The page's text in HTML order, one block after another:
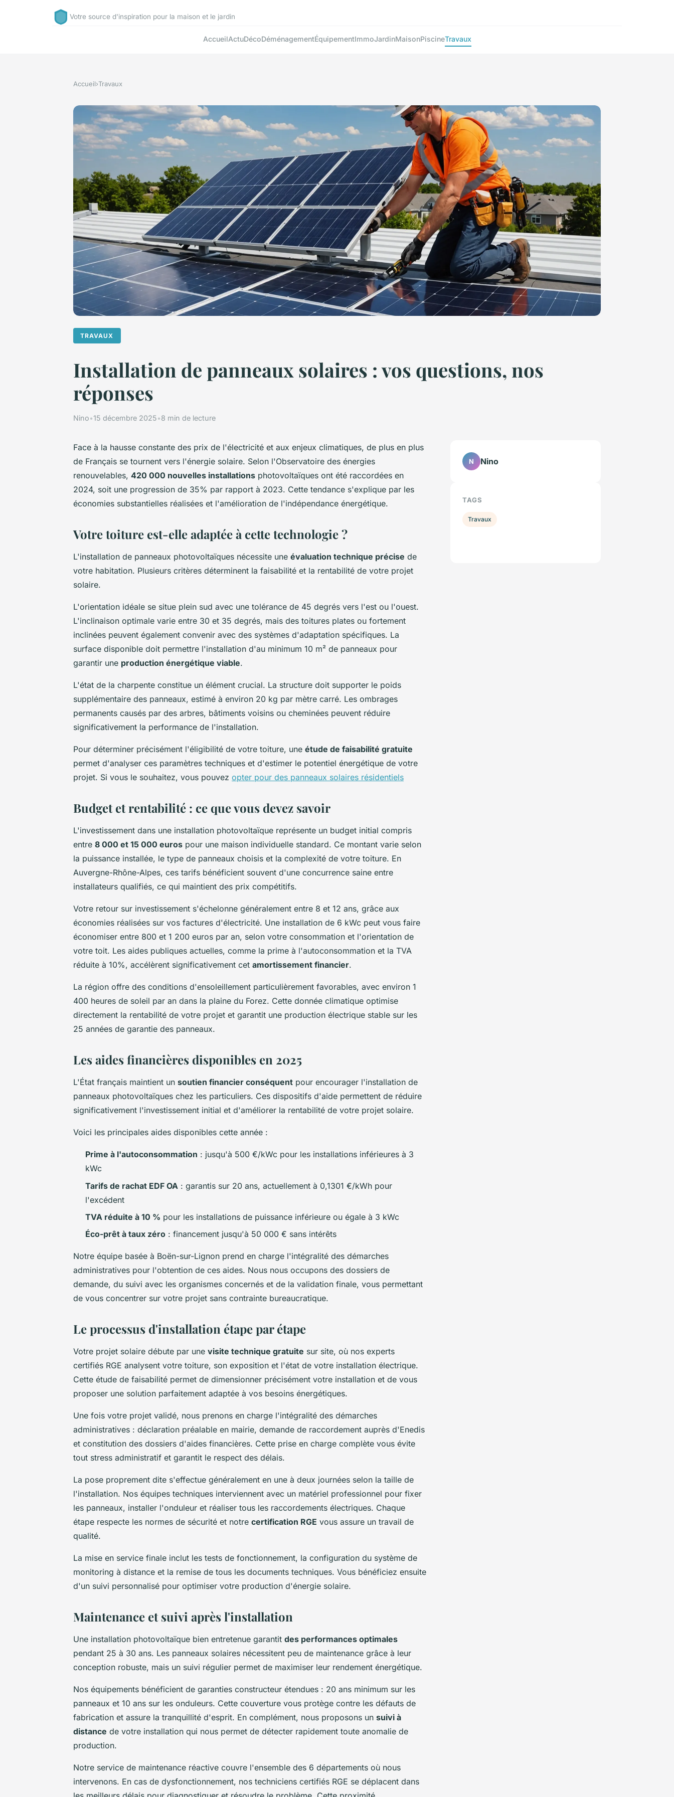
Votre source d'inspiration pour la maison et le jardin
AccueilActuDécoDéménagementÉquipementImmoJardinMaisonPiscineTravaux
Accueil›Travaux
TRAVAUX
Installation de panneaux solaires : vos questions, nos
réponses
Nino•15 décembre 2025•8 min de lecture
Face à la hausse constante des prix de l'électricité et aux enjeux climatiques, de plus en plus
de Français se tournent vers l'énergie solaire. Selon l'Observatoire des énergies
renouvelables, 420 000 nouvelles installations photovoltaïques ont été raccordées en
2024, soit une progression de 35% par rapport à 2023. Cette tendance s'explique par les
économies substantielles réalisées et l'amélioration de l'indépendance énergétique.
Votre toiture est-elle adaptée à cette technologie ?
L'installation de panneaux photovoltaïques nécessite une évaluation technique précise de
votre habitation. Plusieurs critères déterminent la faisabilité et la rentabilité de votre projet
solaire.
L'orientation idéale se situe plein sud avec une tolérance de 45 degrés vers l'est ou l'ouest.
L'inclinaison optimale varie entre 30 et 35 degrés, mais des toitures plates ou fortement
inclinées peuvent également convenir avec des systèmes d'adaptation spécifiques. La
surface disponible doit permettre l'installation d'au minimum 10 m² de panneaux pour
garantir une production énergétique viable.
L'état de la charpente constitue un élément crucial. La structure doit supporter le poids
supplémentaire des panneaux, estimé à environ 20 kg par mètre carré. Les ombrages
permanents causés par des arbres, bâtiments voisins ou cheminées peuvent réduire
significativement la performance de l'installation.
Pour déterminer précisément l'éligibilité de votre toiture, une étude de faisabilité gratuite
permet d'analyser ces paramètres techniques et d'estimer le potentiel énergétique de votre
projet. Si vous le souhaitez, vous pouvez opter pour des panneaux solaires résidentiels
Budget et rentabilité : ce que vous devez savoir
L'investissement dans une installation photovoltaïque représente un budget initial compris
entre 8 000 et 15 000 euros pour une maison individuelle standard. Ce montant varie selon
la puissance installée, le type de panneaux choisis et la complexité de votre toiture. En
Auvergne-Rhône-Alpes, ces tarifs bénéficient souvent d'une concurrence saine entre
installateurs qualifiés, ce qui maintient des prix compétitifs.
Votre retour sur investissement s'échelonne généralement entre 8 et 12 ans, grâce aux
économies réalisées sur vos factures d'électricité. Une installation de 6 kWc peut vous faire
économiser entre 800 et 1 200 euros par an, selon votre consommation et l'orientation de
votre toit. Les aides publiques actuelles, comme la prime à l'autoconsommation et la TVA
réduite à 10%, accélèrent significativement cet amortissement financier.
La région offre des conditions d'ensoleillement particulièrement favorables, avec environ 1
400 heures de soleil par an dans la plaine du Forez. Cette donnée climatique optimise
directement la rentabilité de votre projet et garantit une production électrique stable sur les
25 années de garantie des panneaux.
Les aides financières disponibles en 2025
L'État français maintient un soutien financier conséquent pour encourager l'installation de
panneaux photovoltaïques chez les particuliers. Ces dispositifs d'aide permettent de réduire
significativement l'investissement initial et d'améliorer la rentabilité de votre projet solaire.
Voici les principales aides disponibles cette année :
Prime à l'autoconsommation : jusqu'à 500 €/kWc pour les installations inférieures à 3
kWc
Tarifs de rachat EDF OA : garantis sur 20 ans, actuellement à 0,1301 €/kWh pour
l'excédent
TVA réduite à 10 % pour les installations de puissance inférieure ou égale à 3 kWc
Éco-prêt à taux zéro : financement jusqu'à 50 000 € sans intérêts
Notre équipe basée à Boën-sur-Lignon prend en charge l'intégralité des démarches
administratives pour l'obtention de ces aides. Nous nous occupons des dossiers de
demande, du suivi avec les organismes concernés et de la validation finale, vous permettant
de vous concentrer sur votre projet sans contrainte bureaucratique.
Le processus d'installation étape par étape
Votre projet solaire débute par une visite technique gratuite sur site, où nos experts
certifiés RGE analysent votre toiture, son exposition et l'état de votre installation électrique.
Cette étude de faisabilité permet de dimensionner précisément votre installation et de vous
proposer une solution parfaitement adaptée à vos besoins énergétiques.
Une fois votre projet validé, nous prenons en charge l'intégralité des démarches
administratives : déclaration préalable en mairie, demande de raccordement auprès d'Enedis
et constitution des dossiers d'aides financières. Cette prise en charge complète vous évite
tout stress administratif et garantit le respect des délais.
La pose proprement dite s'effectue généralement en une à deux journées selon la taille de
l'installation. Nos équipes techniques interviennent avec un matériel professionnel pour fixer
les panneaux, installer l'onduleur et réaliser tous les raccordements électriques. Chaque
étape respecte les normes de sécurité et notre certification RGE vous assure un travail de
qualité.
La mise en service finale inclut les tests de fonctionnement, la configuration du système de
monitoring à distance et la remise de tous les documents techniques. Vous bénéficiez ensuite
d'un suivi personnalisé pour optimiser votre production d'énergie solaire.
Maintenance et suivi après l'installation
Une installation photovoltaïque bien entretenue garantit des performances optimales
pendant 25 à 30 ans. Les panneaux solaires nécessitent peu de maintenance grâce à leur
conception robuste, mais un suivi régulier permet de maximiser leur rendement énergétique.
Nos équipements bénéficient de garanties constructeur étendues : 20 ans minimum sur les
panneaux et 10 ans sur les onduleurs. Cette couverture vous protège contre les défauts de
fabrication et assure la tranquillité d'esprit. En complément, nous proposons un suivi à
distance de votre installation qui nous permet de détecter rapidement toute anomalie de
production.
Notre service de maintenance réactive couvre l'ensemble des 6 départements où nous
intervenons. En cas de dysfonctionnement, nos techniciens certifiés RGE se déplacent dans
N Nino
TAGS
Travaux